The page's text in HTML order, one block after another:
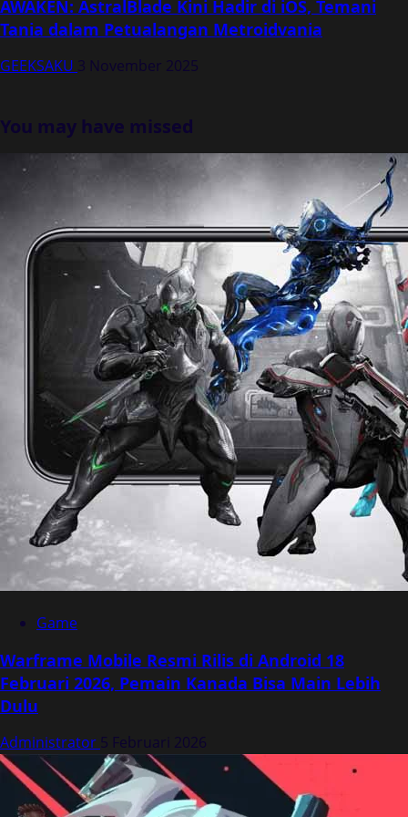
AWAKEN: AstralBlade Kini Hadir di iOS, Temani
Tania dalam Petualangan Metroidvania
GEEKSAKU 3 November 2025
You may have missed
Game
Warframe Mobile Resmi Rilis di Android 18
Februari 2026, Pemain Kanada Bisa Main Lebih
Dulu
Administrator 5 Februari 2026